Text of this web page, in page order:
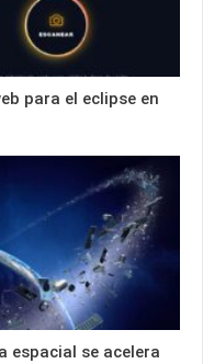
para el eclipse en
espacial se acelera